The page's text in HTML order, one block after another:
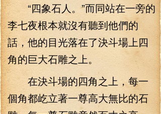
“四象石人。”而同站在一旁的
李七夜根本就沒有聽到他們的
話，他的目光落在了決斗場上四
角的巨大石雕之上。
在決斗場的四角之上，每一
個角都屹立著一尊高大無比的石